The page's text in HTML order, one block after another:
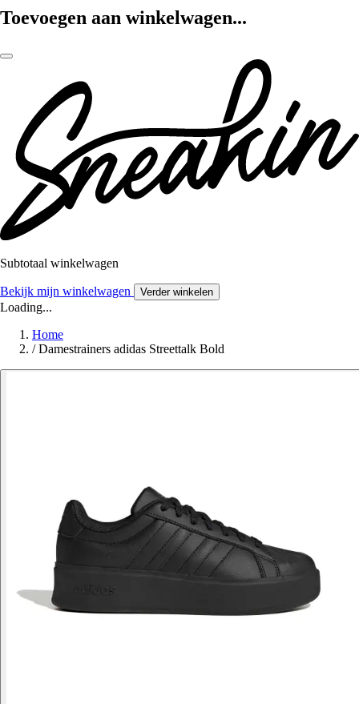
Toevoegen aan winkelwagen...
Subtotaal winkelwagen
Bekijk mijn winkelwagen Verder winkelen
Loading...
Home
/ Damestrainers adidas Streettalk Bold